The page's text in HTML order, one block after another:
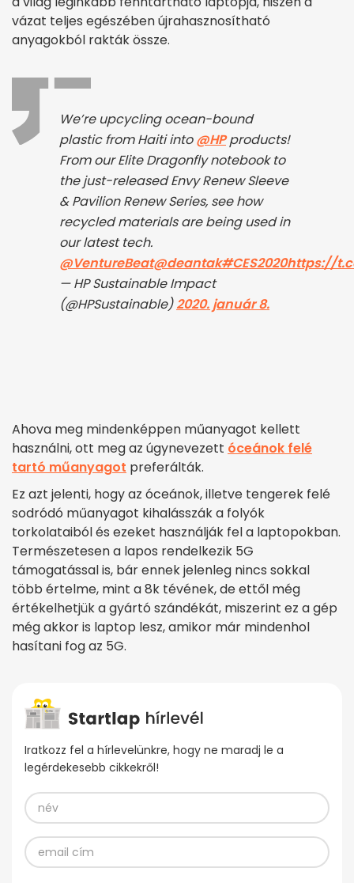
vázat teljes egészében újrahasznosítható
anyagokból rakták össze.
We’re upcycling ocean-bound
plastic from Haiti into@HPproducts!
From our Elite Dragonfly notebook to
the just-released Envy Renew Sleeve
& Pavilion Renew Series, see how
recycled materials are being used in
our latest tech.
@VentureBeat@deantak#CES2020https://
— HP Sustainable Impact
(@HPSustainable)2020. január 8.
Ahova meg mindenképpen műanyagot kellett
használni, ott meg az úgynevezett óceánok felé
tartó műanyagot preferálták.
Ez azt jelenti, hogy az óceánok, illetve tengerek felé
sodródó műanyagot kihalásszák a folyók
torkolataiból és ezeket használják fel a laptopokban.
Természetesen a lapos rendelkezik 5G
támogatással is, bár ennek jelenleg nincs sokkal
több értelme, mint a 8k tévének, de ettől még
értékelhetjük a gyártó szándékát, miszerint ez a gép
még akkor is laptop lesz, amikor már mindenhol
hasítani fog az 5G.
Iratkozz fel a hírlevelünkre, hogy ne maradj le a
legérdekesebb cikkekről!